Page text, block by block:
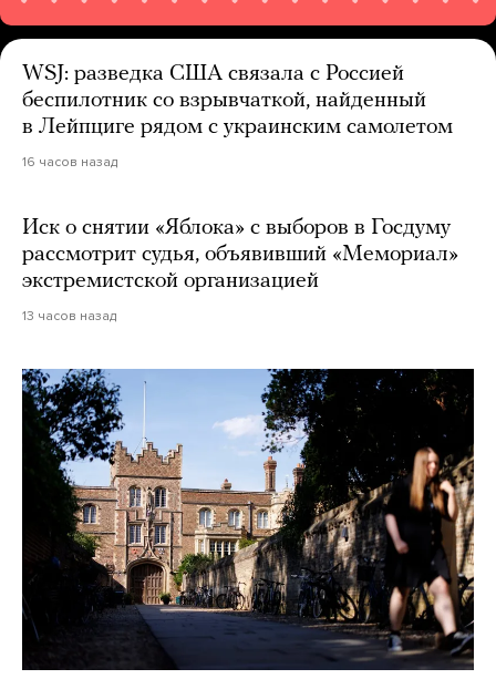
WSJ: разведка США связала с Россией
беспилотник со взрывчаткой, найденный
в Лейпциге рядом с украинским самолетом
16 часов назад
Иск о снятии «Яблока» с выборов в Госдуму
рассмотрит судья, объявивший «Мемориал»
экстремистской организацией
13 часов назад